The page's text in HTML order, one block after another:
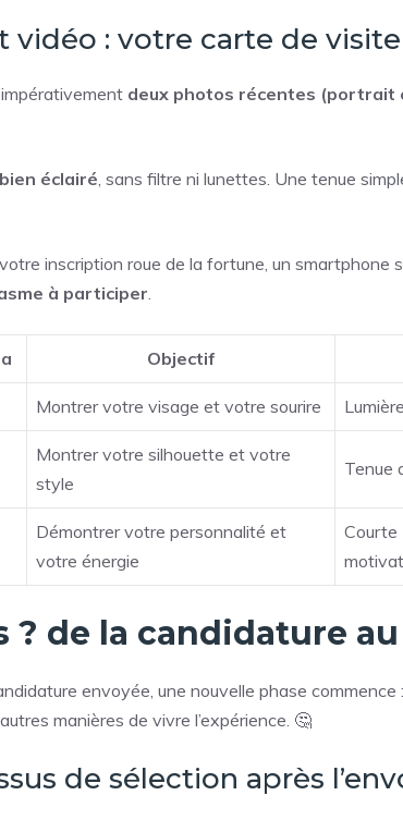
vidéo : votre carte de
deux photos récentes (portrait
éclairé , sans filtre ni lunettes. Une tenue
inscription roue de la fortune, un smartphone
à participer
Objectif
Montrer votre visage et votre sourire
Montrer votre silhouette et votre
style
Tenue
Démontrer votre personnalité et
votre énergie
Courte
? de la candidature
envoyée, une nouvelle phase commence :
manières de vivre l’expérience. 🤔
de sélection après